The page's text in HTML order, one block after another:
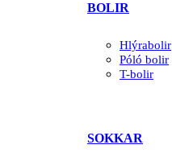
BOLIR
Hlýrabolir
Póló bolir
T-bolir
SOKKAR